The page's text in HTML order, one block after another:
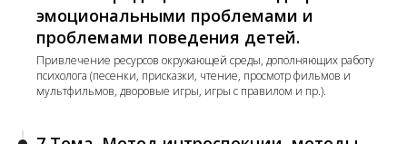
эмоциональными проблемами и
проблемами поведения детей.
Привлечение ресурсов окружающей среды, дополняющих работу
психолога (песенки, присказки, чтение, просмотр фильмов и
мультфильмов, дворовые игры, игры с правилом и пр.).